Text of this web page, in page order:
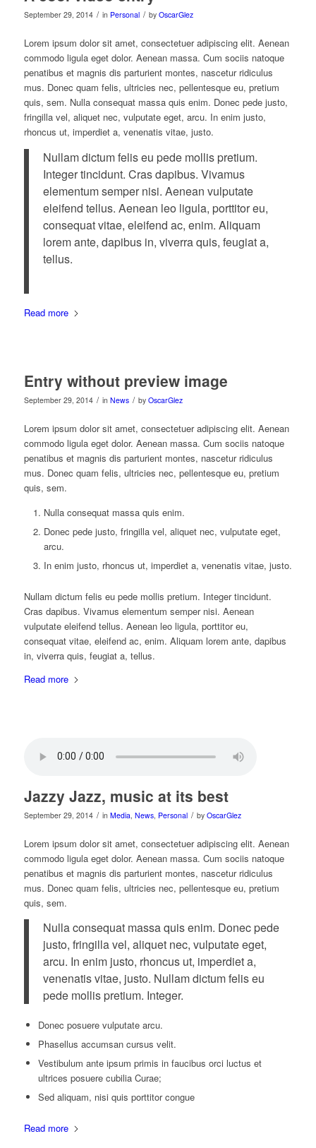
September 29, 2014 / in Personal / by OscarGlez
Lorem ipsum dolor sit amet, consectetuer adipiscing elit. Aenean
commodo ligula eget dolor. Aenean massa. Cum sociis natoque
penatibus et magnis dis parturient montes, nascetur ridiculus
mus. Donec quam felis, ultricies nec, pellentesque eu, pretium
quis, sem. Nulla consequat massa quis enim. Donec pede justo,
fringilla vel, aliquet nec, vulputate eget, arcu. In enim justo,
rhoncus ut, imperdiet a, venenatis vitae, justo.
Nullam dictum felis eu pede mollis pretium.
Integer tincidunt. Cras dapibus. Vivamus
elementum semper nisi. Aenean vulputate
eleifend tellus. Aenean leo ligula, porttitor eu,
consequat vitae, eleifend ac, enim. Aliquam
lorem ante, dapibus in, viverra quis, feugiat a,
tellus.
Read more
Entry without preview image
September 29, 2014 / in News / by OscarGlez
Lorem ipsum dolor sit amet, consectetuer adipiscing elit. Aenean
commodo ligula eget dolor. Aenean massa. Cum sociis natoque
penatibus et magnis dis parturient montes, nascetur ridiculus
mus. Donec quam felis, ultricies nec, pellentesque eu, pretium
quis, sem.
Nulla consequat massa quis enim.
Donec pede justo, fringilla vel, aliquet nec, vulputate eget,
arcu.
In enim justo, rhoncus ut, imperdiet a, venenatis vitae, justo.
Nullam dictum felis eu pede mollis pretium. Integer tincidunt.
Cras dapibus. Vivamus elementum semper nisi. Aenean
vulputate eleifend tellus. Aenean leo ligula, porttitor eu,
consequat vitae, eleifend ac, enim. Aliquam lorem ante, dapibus
in, viverra quis, feugiat a, tellus.
Read more
Jazzy Jazz, music at its best
September 29, 2014 / in Media News, Personal / by OscarGlez
Lorem ipsum dolor sit amet, consectetuer adipiscing elit. Aenean
commodo ligula eget dolor. Aenean massa. Cum sociis natoque
penatibus et magnis dis parturient montes, nascetur ridiculus
mus. Donec quam felis, ultricies nec, pellentesque eu, pretium
quis, sem.
Nulla consequat massa quis enim. Donec pede
justo, fringilla vel, aliquet nec, vulputate eget,
arcu. In enim justo, rhoncus ut, imperdiet a,
venenatis vitae, justo. Nullam dictum felis eu
pede mollis pretium. Integer.
Donec posuere vulputate arcu.
Phasellus accumsan cursus velit.
Vestibulum ante ipsum primis in faucibus orci luctus et
ultrices posuere cubilia Curae;
Sed aliquam, nisi quis porttitor congue
Read more